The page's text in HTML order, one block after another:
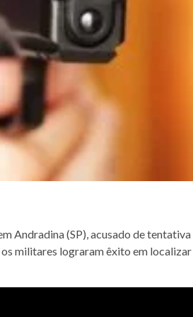
Andradina (SP), acusado de
militares lograram êxito em localizar